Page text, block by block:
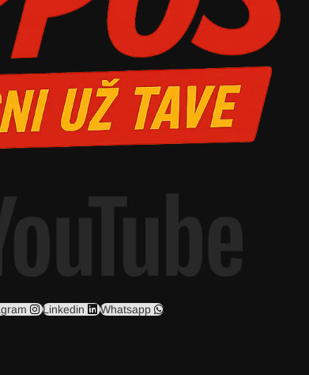
Linkedin Whatsapp